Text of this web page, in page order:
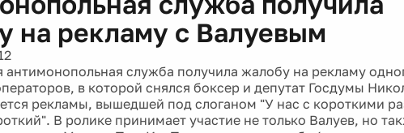
на рекламу с Валуевым
антимонопольная служба получила жалобу на рекламу
в которой снялся боксер и депутат Госдумы
рекламы, вышедшей под слоганом "У нас с короткими
В ролике принимает участие не только Валуев, но